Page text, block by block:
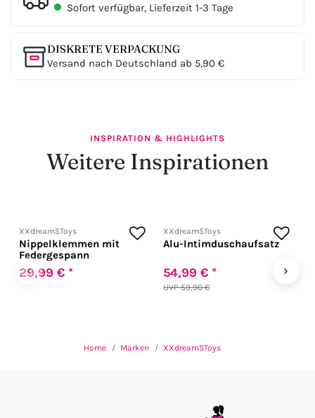
Sofort verfügbar, Lieferzeit 1-3 Tage
DISKRETE VERPACKUNG
Versand nach Deutschland ab 5,90 €
INSPIRATION & HIGHLIGHTS
Weitere Inspirationen
‹
XXdreamSToys
Nippelklemmen mit
Federgespann
29,99 € *
XXdreamSToys
Alu-Intimduschaufsatz
UVP 59,90 €
54,99 € * ›
Home Marken XXdreamSToys